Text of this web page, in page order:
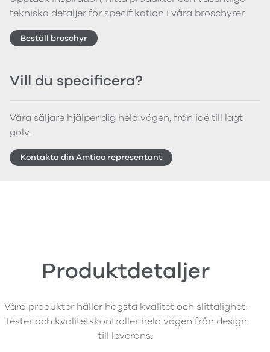
tekniska detaljer för specifikation i våra broschyrer.
Beställ broschyr
Vill du specificera?
Våra säljare hjälper dig hela vägen, från idé till lagt
golv.
Kontakta din Amtico representant
Produktdetaljer
Våra produkter håller högsta kvalitet och slittålighet.
Tester och kvalitetskontroller hela vägen från design
till leverans.